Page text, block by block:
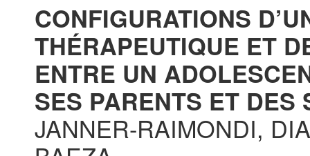
CONFIGURATIONS
THÉRAPEUTIQUE ET
ENTRE UN
SES PARENTS ET DES
JANNER-RAIMONDI,